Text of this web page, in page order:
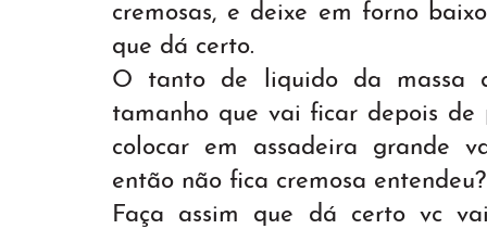
cremosas, e deixe em forno
que dá certo.
O tanto de liquido da massa
tamanho que vai ficar depois de
colocar em assadeira grande
então não fica cremosa entendeu?
Faça assim que dá certo vc